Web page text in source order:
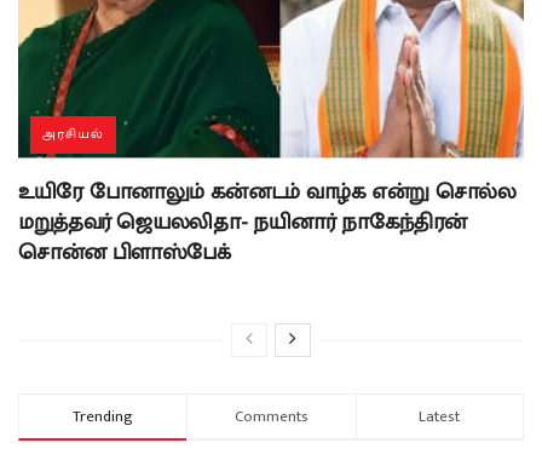
அரசியல்
உயிரே போனாலும் கன்னடம் வாழ்க என்று சொல்ல
மறுத்தவர் ஜெயலலிதா- நயினார் நாகேந்திரன்
சொன்ன பிளாஸ்பேக்
Trending Comments Latest